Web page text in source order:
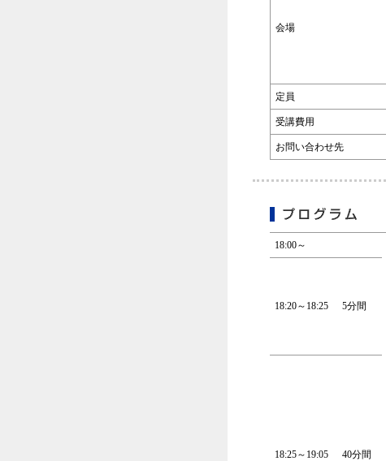
会場
定員
受講費用
お問い合わせ先
18:00～
18:20～18:25 5分間
18:25～19:05 40分間